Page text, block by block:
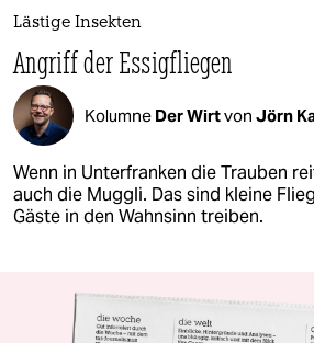
Lästige Insekten
Angriff der Essigfliegen
Kolumne Der Wirtvon Jörn
Wenn in Unterfranken die Trauben
auch die Muggli. Das sind kleine
Gäste in den Wahnsinn treiben.